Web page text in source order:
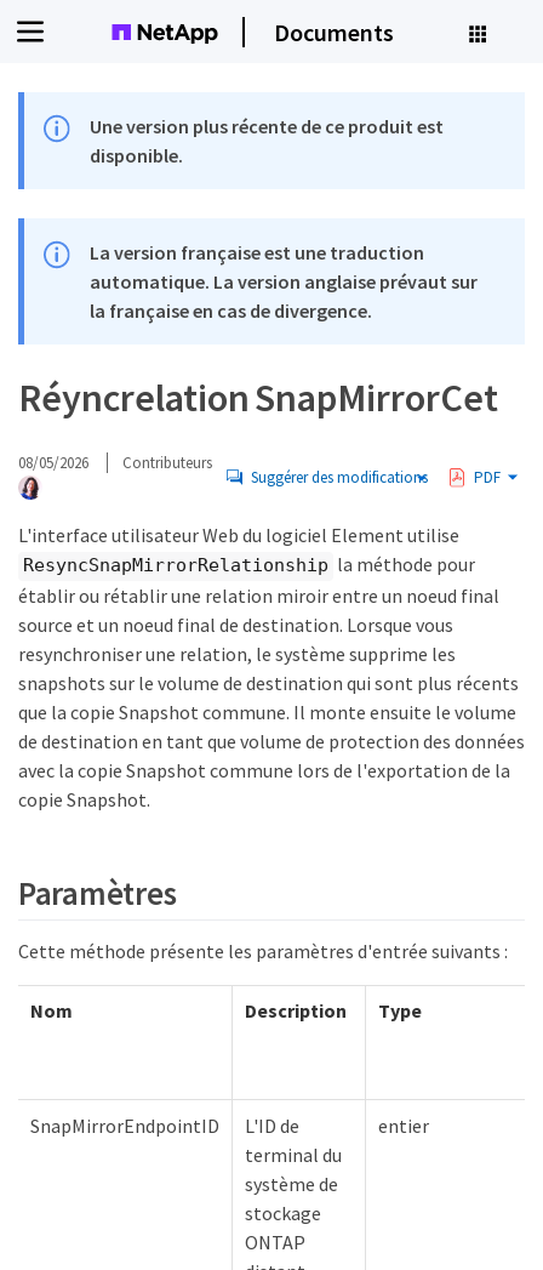
Documents
Une version plus récente de ce produit est
disponible.
La version française est une traduction
automatique. La version anglaise prévaut sur
la française en cas de divergence.
Réyncrelation SnapMirrorCet
08/05/2026 Contributeurs
Suggérer des modifications PDF
L'interface utilisateur Web du logiciel Element utilise
ResyncSnapMirrorRelationship la méthode pour
établir ou rétablir une relation miroir entre un noeud final
source et un noeud final de destination. Lorsque vous
resynchroniser une relation, le système supprime les
snapshots sur le volume de destination qui sont plus récents
que la copie Snapshot commune. Il monte ensuite le volume
de destination en tant que volume de protection des données
avec la copie Snapshot commune lors de l'exportation de la
copie Snapshot.
Paramètres
Cette méthode présente les paramètres d'entrée suivants :
Nom Description Type
SnapMirrorEndpointID
L'ID de
terminal du
système de
stockage
ONTAP
entier